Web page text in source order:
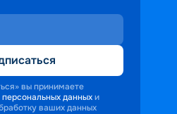
вы принимаете
данных и
ваших данных